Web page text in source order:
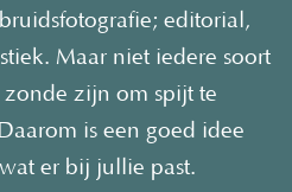
editorial,
Maar niet iedere soort
zijn om spijt te
is een goed idee
er bij jullie past.